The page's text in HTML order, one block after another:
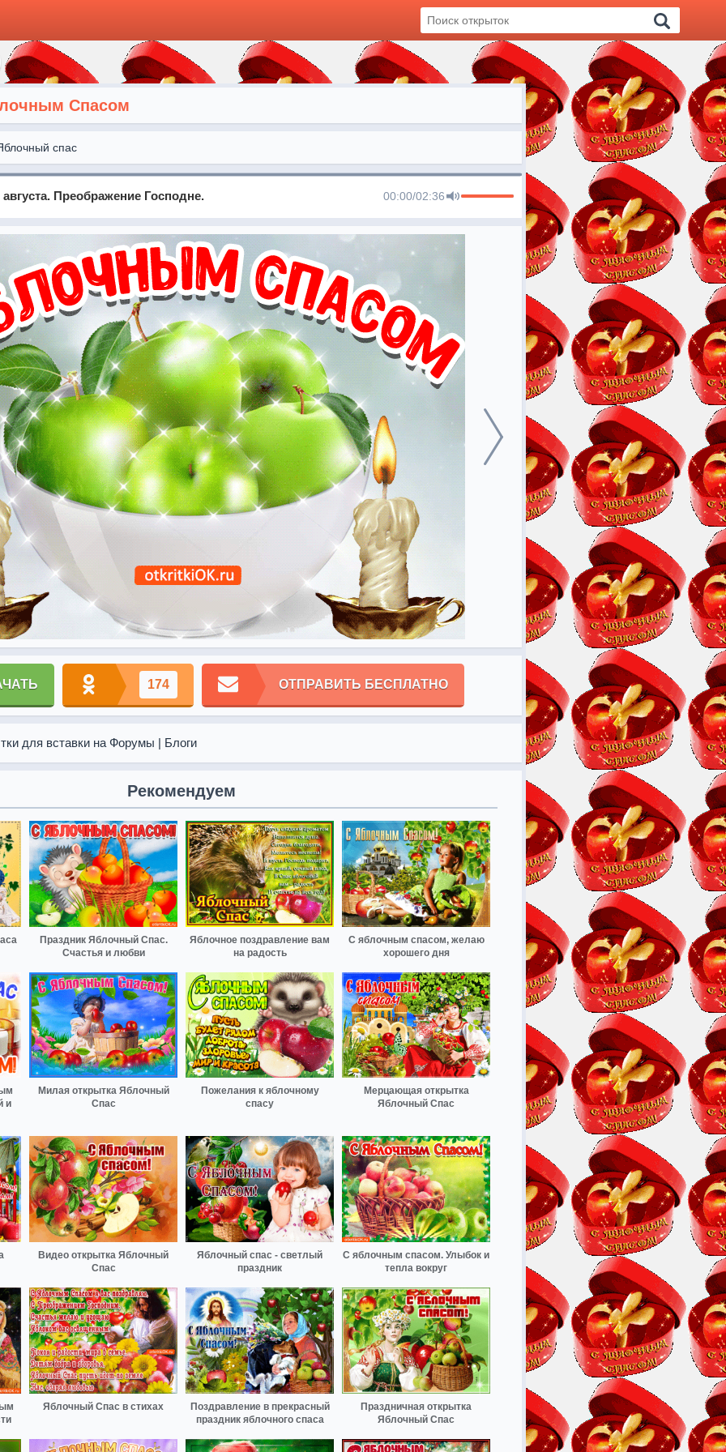
Спасом
спас
Преображение Господне. 00:00/02:36
174 ОТПРАВИТЬ БЕСПЛАТНО
для вставки на Форумы | Блоги
Рекомендуем
Праздник Яблочный Спас.
Счастья и любви
Яблочное поздравление вам
на радость
С яблочным спасом, желаю
хорошего дня
и
Милая открытка Яблочный
Спас
Пожелания к яблочному
спасу
Мерцающая открытка
Яблочный Спас
Видео открытка Яблочный
Спас
Яблочный спас - светлый
праздник
С яблочным спасом. Улыбок и
тепла вокруг
Яблочный Спас в стихах
Поздравление в прекрасный
праздник яблочного спаса
Праздничная открытка
Яблочный Спас